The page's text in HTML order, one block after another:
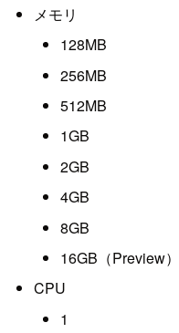
メモリ
128MB
256MB
512MB
1GB
2GB
4GB
8GB
16GB（Preview）
CPU
1